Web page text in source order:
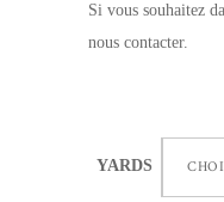
Si vous souhaitez
nous contacter.
YARDS